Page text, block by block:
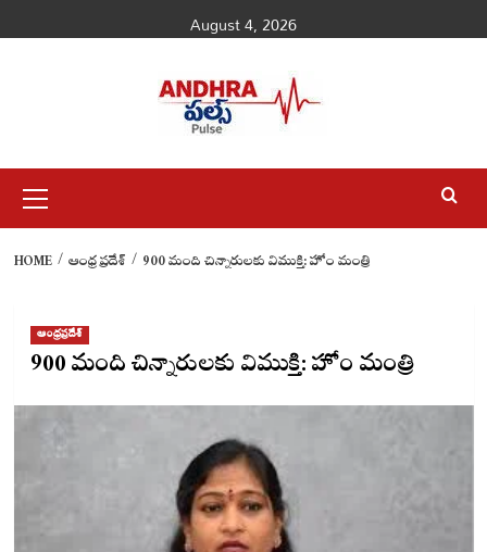
to
August 4, 2026
Menu
HOME ఆంధ్రప్రదేశ్ 900 మంది చిన్నారులకు విముక్తి: హోం మంత్రి
ఆంధ్రప్రదేశ్
900 మంది చిన్నారులకు విముక్తి: హోం మంత్రి